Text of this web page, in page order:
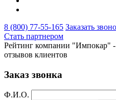
8 (800) 77-55-165 Заказать
Стать партнером
Рейтинг компании "Импокар" -
отзывов клиентов
Заказ звонка
Ф.И.О.